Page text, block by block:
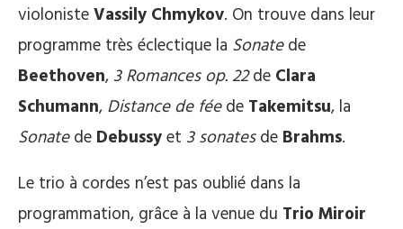
violonisteVassily Chmykov. On trouve dans leur
programme très éclectique la Sonatede
Beethoven, 3 Romances op. 22de Clara
Schumann, Distance de féede Takemitsu, la
Sonatede Debussyet 3 sonatesde Brahms.
Le trio à cordes n’est pas oublié dans la
programmation, grâce à la venue du Trio Miroir